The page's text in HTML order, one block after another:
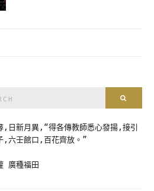
,日新月異,“得各傳教師悉心發揚,接引
,六壬館口,百花齊放。”
廣種福田